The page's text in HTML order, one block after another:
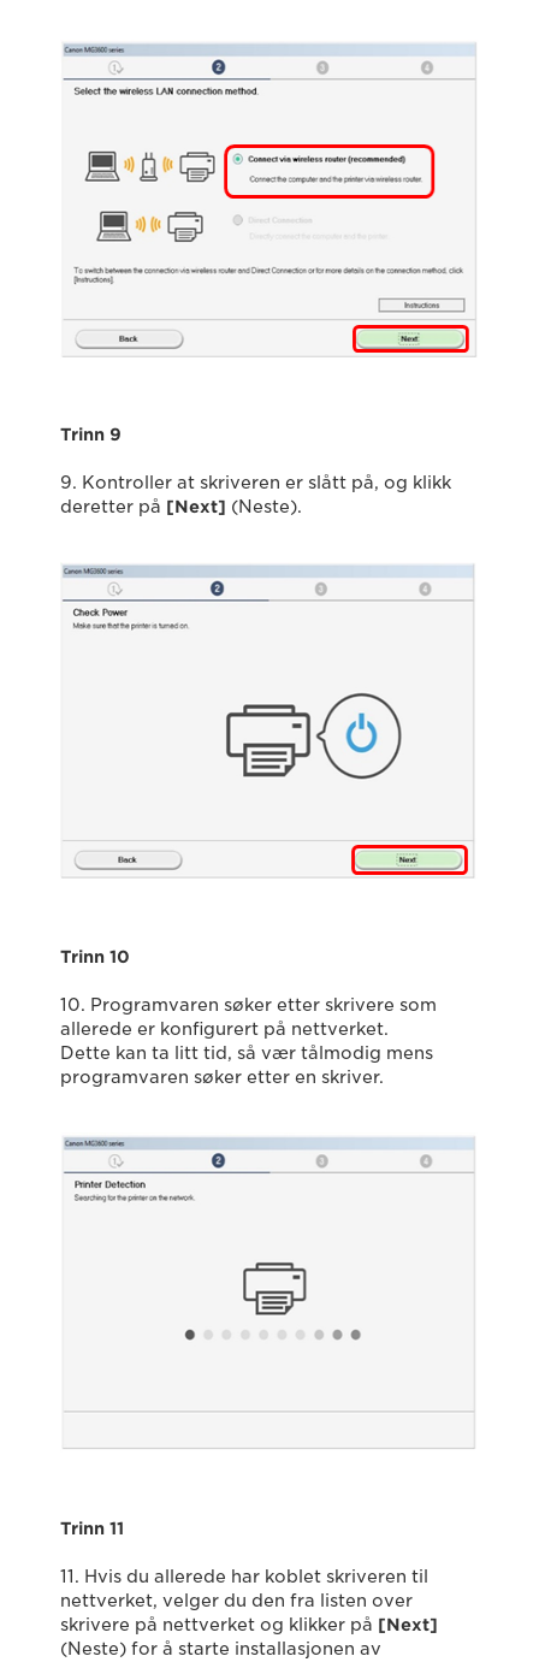
Trinn 9
9. Kontroller at skriveren er slått på, og klikk
deretter på [Next] (Neste).
Trinn 10
10. Programvaren søker etter skrivere som
allerede er konfigurert på nettverket.
Dette kan ta litt tid, så vær tålmodig mens
programvaren søker etter en skriver.
Trinn 11
11. Hvis du allerede har koblet skriveren til
nettverket, velger du den fra listen over
skrivere på nettverket og klikker på [Next]
(Neste) for å starte installasjonen av